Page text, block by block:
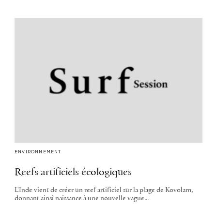
ENVIRONNEMENT
Reefs artificiels écologiques
L'Inde vient de créer un reef artificiel sur la plage de Kovolam,
donnant ainsi naissance à une nouvelle vague...